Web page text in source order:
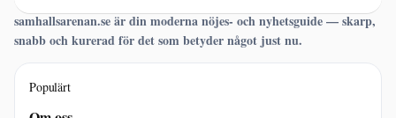
samhallsarenan.se är din moderna nöjes- och nyhetsguide — skarp,
snabb och kurerad för det som betyder något just nu.
Populärt